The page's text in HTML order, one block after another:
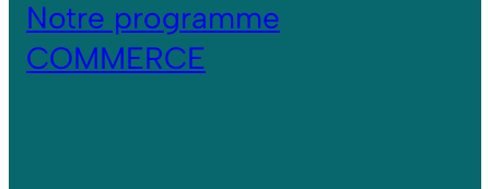
Notre programme
COMMERCE